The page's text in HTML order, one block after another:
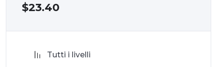
$23.40
Tutti i livelli